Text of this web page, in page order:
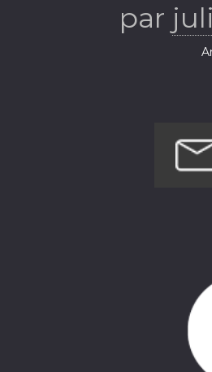
par